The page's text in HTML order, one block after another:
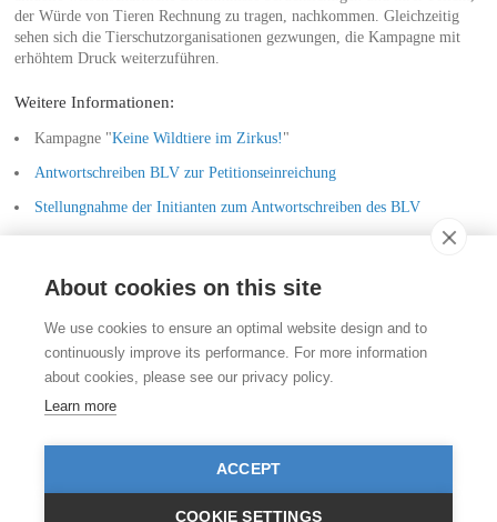
der Würde von Tieren Rechnung zu tragen, nachkommen. Gleichzeitig
sehen sich die Tierschutzorganisationen gezwungen, die Kampagne mit
erhöhtem Druck weiterzuführen.
Weitere Informationen:
Kampagne "Keine Wildtiere im Zirkus! "
Antwortschreiben BLV zur Petitionseinreichung
Stellungnahme der Initianten zum Antwortschreiben des BLV
Medienmappe der Petitionsübergabe
Stiftung für das Tier im Recht (TIR)
Rigistrasse 9
CH - 8006 Zürich
info@tierimrecht.org
Ihre Spende kann von den Steuern abgezogen werden.
IBAN: CH17 0900 0000 8770 0700 7, PostFinance CHF
About cookies on this site
We use cookies to ensure an optimal website design and to
continuously improve its performance. For more information
about cookies, please see our privacy policy.
Learn more
ACCEPT
COOKIE SETTINGS